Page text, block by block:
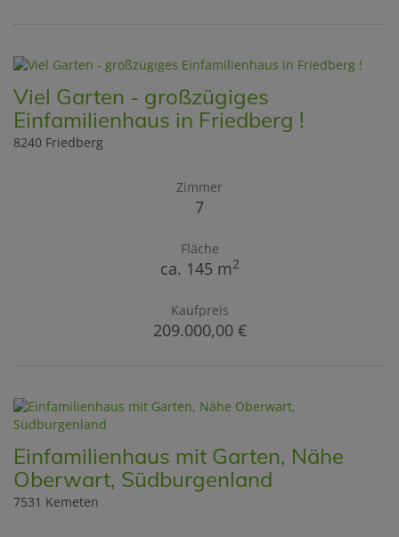
Viel Garten - großzügiges
Einfamilienhaus in Friedberg !
8240 Friedberg
Zimmer
7
Fläche
ca. 145 m2
Kaufpreis
209.000,00 €
Einfamilienhaus mit Garten, Nähe
Oberwart, Südburgenland
7531 Kemeten